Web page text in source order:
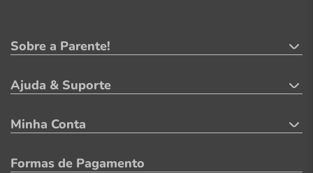
Sobre a Parente!
Ajuda & Suporte
Minha Conta
Formas de Pagamento